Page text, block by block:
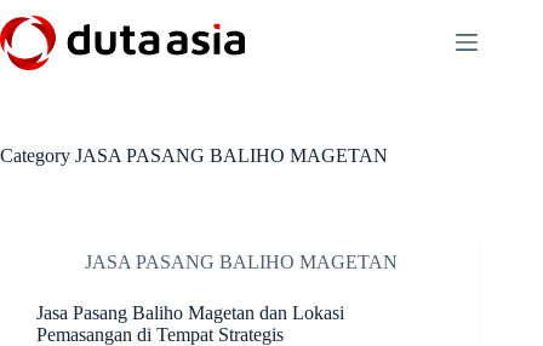
to
content
Category JASA PASANG BALIHO MAGETAN
JASA PASANG BALIHO MAGETAN
Jasa Pasang Baliho Magetan dan Lokasi
Pemasangan di Tempat Strategis